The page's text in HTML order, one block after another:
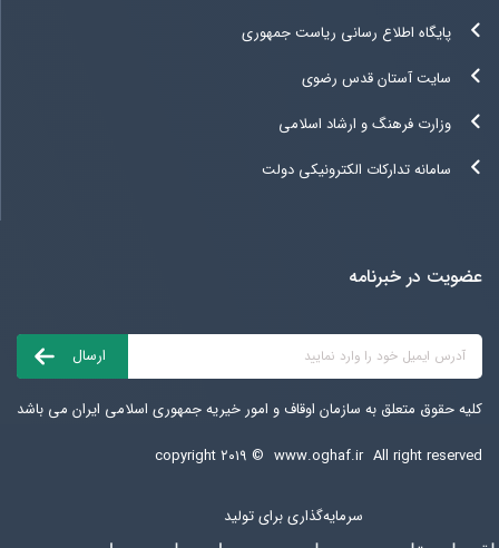
پایگاه اطلاع رسانی ریاست جمهوری
سایت آستان قدس رضوی
وزارت فرهنگ و ارشاد اسلامی
سامانه تدارکات الکترونیکی دولت
عضویت در خبرنامه
کلیه حقوق متعلق به سازمان اوقاف و امور خیریه جمهوری اسلامی ایران می باشد
copyright ۲۰۱۹ © www.oghaf.ir All right reserved
سرمایه‌گذاری برای تولید